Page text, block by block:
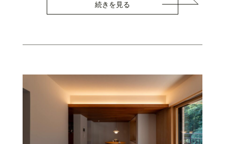
続きを見る